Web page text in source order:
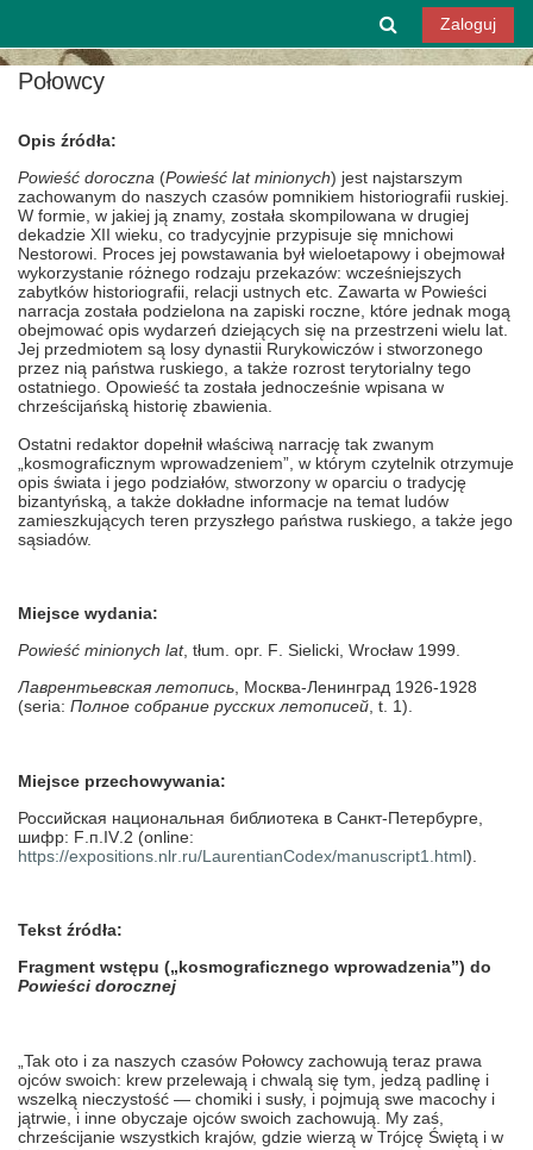
Przełącznik
Zaloguj
Połowcy
Opis źródła:
Powieść doroczna (Powieść lat minionych) jest najstarszym
zachowanym do naszych czasów pomnikiem historiografii ruskiej.
W formie, w jakiej ją znamy, została skompilowana w drugiej
dekadzie XII wieku, co tradycyjnie przypisuje się mnichowi
Nestorowi. Proces jej powstawania był wieloetapowy i obejmował
wykorzystanie różnego rodzaju przekazów: wcześniejszych
zabytków historiografii, relacji ustnych etc. Zawarta w Powieści
narracja została podzielona na zapiski roczne, które jednak mogą
obejmować opis wydarzeń dziejących się na przestrzeni wielu lat.
Jej przedmiotem są losy dynastii Rurykowiczów i stworzonego
przez nią państwa ruskiego, a także rozrost terytorialny tego
ostatniego. Opowieść ta została jednocześnie wpisana w
chrześcijańską historię zbawienia.
Ostatni redaktor dopełnił właściwą narrację tak zwanym
„kosmograficznym wprowadzeniem”, w którym czytelnik otrzymuje
opis świata i jego podziałów, stworzony w oparciu o tradycję
bizantyńską, a także dokładne informacje na temat ludów
zamieszkujących teren przyszłego państwa ruskiego, a także jego
sąsiadów.
Miejsce wydania:
Powieść minionych lat, tłum. opr. F Sielicki Wrocław 1999.
Лаврентьевская летопись, Москва-Ленинград 1926-1928
(seria: Полное собрание русских летописей, t. 1).
Miejsce przechowywania:
Российская национальная библиотека в Санкт-Петербурге,
шифр: F .п. IV .2 (online:
https://expositions nlr ru/LaurentianCodex/manuscript1. html).
Tekst źródła:
Fragment wstępu („kosmograficznego wprowadzenia”) do
Powieści dorocznej
„Tak oto i za naszych czasów Połowcy zachowują teraz prawa
ojców swoich: krew przelewają i chwalą się tym, jedzą padlinę i
wszelką nieczystość — chomiki i susły, i pojmują swe macochy i
jątrwie, i inne obyczaje ojców swoich zachowują. My zaś,
chrześcijanie wszystkich krajów, gdzie wierzą w Trójcę Świętą i w